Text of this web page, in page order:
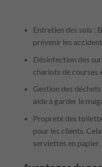
Entretien des sols :
prévenir les
Désinfection des
chariots de courses
Gestion des
aide à garder le
Propreté des
pour les clients.
serviettes en papier.